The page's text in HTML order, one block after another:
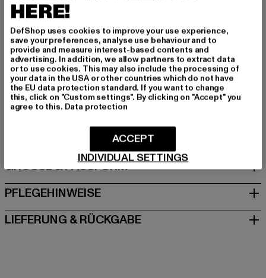
Farbe: violet
Hersteller Farbe: rhinestones purple
Materialzusammensetzung: 65% Baumwolle, 35%
Polyester
Art.Nr: 61280024-19115
Hersteller: Urban Styles Agency GmbH & Co. KG |
agentur@urbanstylesagency.com
Schanzenstraße 41 | 51063 Köln | DE
GRÖSSE & PASSFORM
PFLEGEHINWEISE
LIEFERUNG & RÜCKGABE
HERE!
DefShop uses cookies to improve your use experience,
save your preferences, analyse use behaviour and to
provide and measure interest-based contents and
advertising. In addition, we allow partners to extract data
or to use cookies. This may also include the processing of
your data in the USA or other countries which do not have
the EU data protection standard. If you want to change
this, click on "Custom settings". By clicking on "Accept" you
agree to this. Data protection
INDIVIDUAL SETTINGS
ACCEPT